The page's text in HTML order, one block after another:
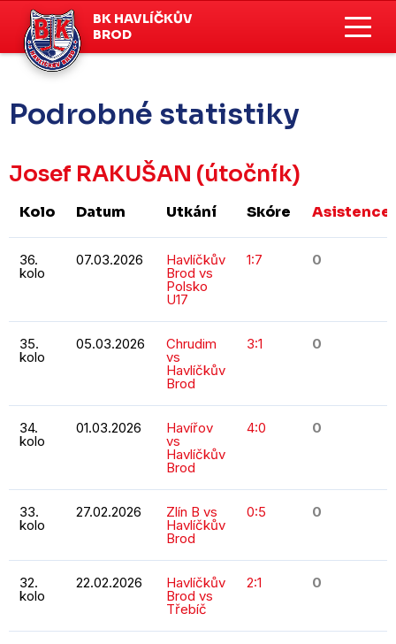
BK HAVLÍČKŮV
BROD
Podrobné statistiky
Josef RAKUŠAN (útočník)
Kolo Datum Utkání Skóre Asistence
36.
kolo
07.03.2026 Havlíčkův
Brod vs
Polsko
U17
1:7 0
35.
kolo
05.03.2026 Chrudim
vs
Havlíčkův
Brod
3:1 0
34.
kolo
01.03.2026 Havířov
vs
Havlíčkův
Brod
4:0 0
33.
kolo
27.02.2026 Zlín B vs
Havlíčkův
Brod
0:5 0
32.
kolo
22.02.2026 Havlíčkův
Brod vs
Třebíč
2:1 0